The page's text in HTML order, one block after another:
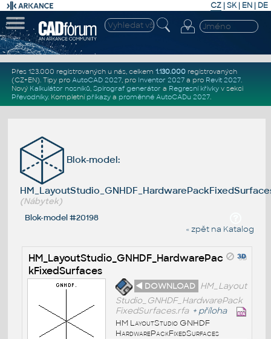
CZ | SK| EN | DE
Přes 123.000 registrovaných u nás, celkem 1.130.000registrovaných
(CZ+EN). Tipy pro AutoCAD 2027, pro Inventor 2027a pro Revit 2027.
Nový Kalkulátor nosníků, Spirograf generátor a Regresní křivkyv sekci
Převodníky. Kompletní příkazya proměnné AutoCADu 2027.
Blok-model:
(Nábytek)
Blok-model #20198
« zpět na Katalog
HM_LayoutStudio_GNHDF_HardwarePac
kFixedSurfaces
◄ DOWNLOAD HM_Layout
Studio_GNHDF_HardwarePack
FixedSurfaces.rfa + příloha
HM LayoutStudio GNHDF
HardwarePackFixedSurfaces